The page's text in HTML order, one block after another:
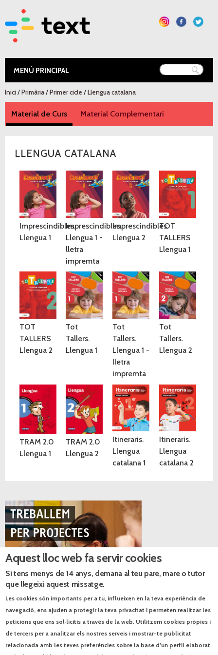
contingut
Text Educació
Esteu aquí
Inici/Primària/Primer cicle /Llengua catalana
Material de Curs (pestanya activa)
Material Complementari
LLENGUA CATALANA
Imprescindibles.
Llengua 1
Imprescindibles.
Llengua 1 -
lletra
impremta
Imprescindibles.
Llengua 2
TOT
TALLERS
Llengua 1
TOT
TALLERS
Llengua 2
Tot
Tallers.
Llengua 1
Tot
Tallers.
Llengua 1 -
lletra
impremta
Tot
Tallers.
Llengua 2
TRAM 2.0
Llengua 1
TRAM 2.0
Llengua 2
Itineraris.
Llengua
catalana 1
Itineraris.
Llengua
catalana 2
Catàlegs PDF
Catàleg de Primària
Aquest lloc web fa servir cookies
Si tens menys de 14 anys, demana al teu pare, mare o tutor
que llegeixi aquest missatge.
Les cookies són importants per a tu, influeixen en la teva experiència de
navegació, ens ajuden a protegir la teva privacitat i permeten realitzar les
peticions que ens sol·licitis a través de la web. Utilitzem cookies pròpies i
de tercers per a analitzar els nostres serveis i mostrar-te publicitat
relacionada amb les teves preferències sobre la base d’un perfil elaborat